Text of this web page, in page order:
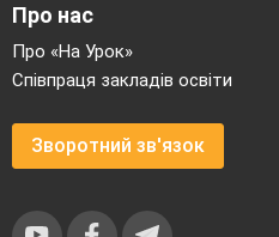
Про нас
Про «На Урок»
Співпраця закладів освіти
Зворотний зв'язок